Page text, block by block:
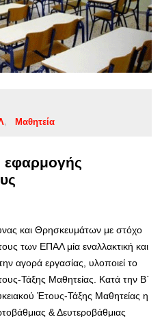
Μαθητεία
εφαρμογής
και Θρησκευμάτων με στόχο
των ΕΠΑΛ μία εναλλακτική και
αγορά εργασίας, υλοποιεί το
Τάξης Μαθητείας. Κατά την B΄
Έτους-Τάξης Μαθητείας η
& Δευτεροβάθμιας